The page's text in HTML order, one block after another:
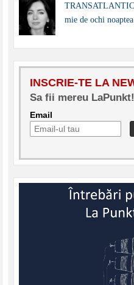
mie de ochi
INSCRIE-TE LA
Sa fii mereu LaPunkt!
Email